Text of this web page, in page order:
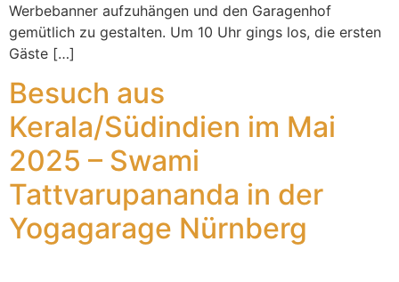
Werbebanner aufzuhängen und den Garagenhof
gemütlich zu gestalten. Um 10 Uhr gings los, die ersten
Gäste […]
Besuch aus
Kerala/Südindien im Mai
2025 – Swami
Tattvarupananda in der
Yogagarage Nürnberg